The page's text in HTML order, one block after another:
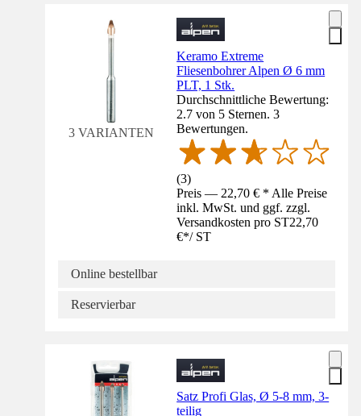
3 VARIANTEN
Keramo Extreme
Fliesenbohrer Alpen Ø 6 mm
PLT, 1 Stk.
Durchschnittliche Bewertung:
2.7 von 5 Sternen. 3
Bewertungen.
(3)
Preis — 22,70 € * Alle Preise
inkl. MwSt. und ggf. zzgl.
Versandkosten pro ST22,70
€*/ ST
Online bestellbar
Reservierbar
Satz Profi Glas, Ø 5-8 mm, 3-
teilig